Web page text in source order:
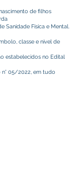
de filhos
Sanidade Física e Mental.
classe e nível de
estabelecidos no Edital
05/2022, em tudo